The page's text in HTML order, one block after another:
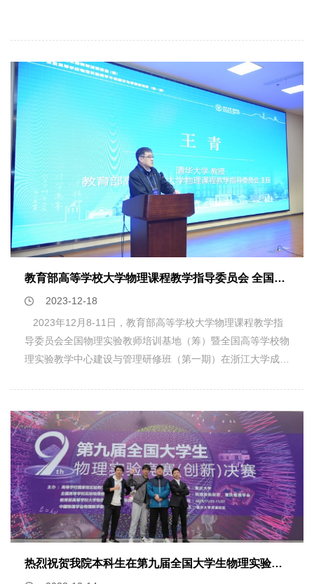
学和任之研究员，湘潭大学蒋好博士，以及杭州师范大学徐陈
超博士等。该研究得到了国家自然科学基金、国家重点研发计
划、浙江省重点研发计划、中国科学院先导B专项和青年创新
促进会项目的支持。论文中的高场核磁共振实验和高压物性测
量是在国家重大科技基础设施-综合极端条件实验装置
（SECUF）上完成的。
晶体材料。图 SEQ 图 \* ARABIC 3 拓扑声子材料数据库
(https://www.topologicalquantumchemistry.fr/topophonons)
有了这样一个庞大的数据库和清晰的索引目录，拓扑声子材料
的实验发现将变得有迹可循。目前团队已经提供了上百种理想
拓扑声子候选材料，有效弥补了理想拓扑电子材料匮乏的现
状，为后续拓扑声子的实验探测和应用提供理论支撑。“晶体
材料中存在丰富的物理自由度，将电子和声子的自由度耦合起
来有可能产生更有趣的新型拓扑物态和量子现象”，徐远锋对
下一步工作计划进行了展望。图 SEQ 图 \* ARABIC 4 关联物
质研究中心徐远锋（左二）课题组徐远锋研究员为论文的第一
作者兼通讯作者，普林斯顿大学B. A. Bernevig教授、N.
者。该工作得到了国家基金委和浙江大学的资助。 论文DOI:
10.1126/science.adf8458
理学院研究员林康为第一作者和共同通讯作者，德国法兰克福
者包括德国马克斯普朗克研究所梁昊博士，德国法兰克福歌德
大学Sebastian Eckart, Alexander Hartung, Sina Jacob,
Qinying Ji, Lothar Ph. H. Schmidt, Markus S. Schöffler, Till
Jahnke, Maksim Kunitski。 论文
DOI: 10.1126/science.adn1555
教育部高等学校大学物理课程教学指导委员会 全国物理实验教师培训基地（筹）暨全国高等学校物理实验中心建设与管理研修班（第一期） 在浙江大学成功举办
2023-12-18
2023年12月8-11日，教育部高等学校大学物理课程教学指
导委员会全国物理实验教师培训基地（筹）暨全国高等学校物
理实验教学中心建设与管理研修班（第一期）在浙江大学成功
名物理实验教学领域的专家与教师参加了此次研修班，其中包
括新疆师范大学等六所教育部对口支援高校的十一名代表，十
一位创新发展联盟企业人士及德国厂商代表。教育部高等学校
大学物理课程教学指导委员会主任清华大学王青教授、浙江大
学物理学院院长林海清院士、教育部高等学校大学物理课程教
学指导委员会实验专委会主任中国科学技术大学张增明教授、
浙江省物理学会常务副理事长浙江大学物理学院许祝安教授和
新疆师范大学物理与电子工程学院副院长塔西买提·玉苏甫教
授分别致辞。开幕式由浙江大学物理实验教学中心主任王业伍
热烈祝贺我院本科生在第九届全国大学生物理实验竞赛（创新）中获得佳绩